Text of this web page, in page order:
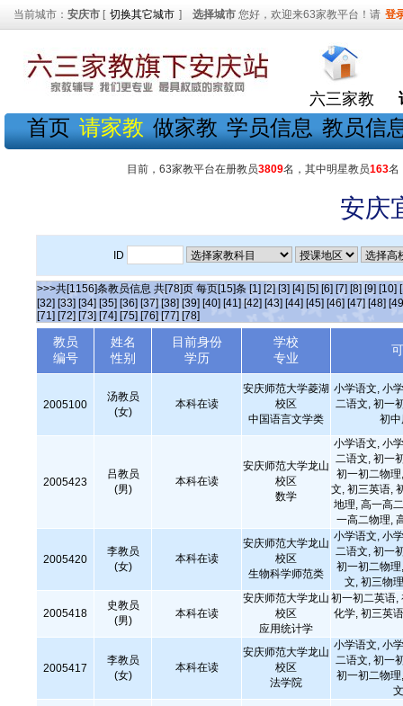
当前城市： 安庆市 [ 切换其它城市 ] 选择城市 您好，欢迎来63家教平台！请 登
六三家教
首页 请家教 做家教 学员信息 教员信
目前，63家教平台在册教员3809名，其中明星教员163名
安庆
ID
>>>共[1156]条教员信息 共[78]页 每页[15]条 [1] [2] [3] [4] [5] [6] [7] [8] [9] [10]
[32] [33] [34] [35] [36] [37] [38] [39] [40] [41] [42] [43] [44] [45] [46] [47] [48]
[71] [72] [73] [74] [75] [76] [77] [78]
教员
编号
姓名
性别
目前身份
学历
学校
专业
2005100
汤教员
(女)
本科在读
安庆师范大学菱湖
校区
中国语言文学类
小学语文, 小
二语文, 初一
初
2005423
吕教员
(男)
本科在读
安庆师范大学龙山
校区
数学
小学语文, 小
二语文, 初一
初一初二物
文, 初三英语,
地理, 高一高
一高二物理,
2005420
李教员
(女)
本科在读
安庆师范大学龙山
校区
生物科学师范类
小学语文, 小
二语文, 初一
初一初二物
文, 初三物
2005418
史教员
(男)
本科在读
安庆师范大学龙山
校区
应用统计学
初一初二英语,
化学, 初三英
2005417
李教员
(女)
本科在读
安庆师范大学龙山
校区
法学院
小学语文, 小
二语文, 初一
初一初二物